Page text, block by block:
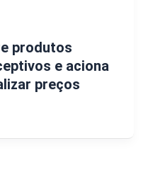
produtos
e aciona
preços